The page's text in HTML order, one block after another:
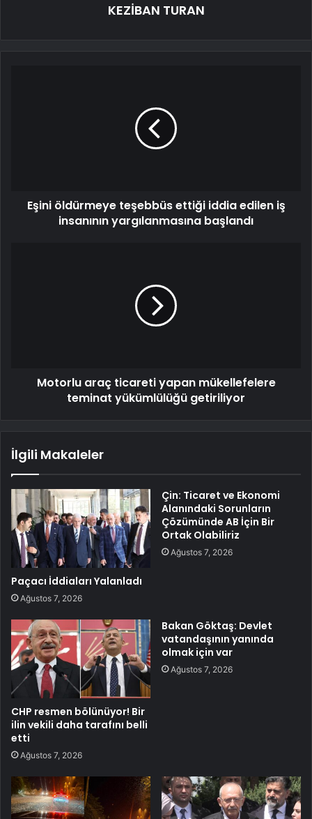
KEZİBAN TURAN
Eşini öldürmeye teşebbüs ettiği iddia edilen iş
insanının yargılanmasına başlandı
Motorlu araç ticareti yapan mükellefelere
teminat yükümlülüğü getiriliyor
İlgili Makaleler
Paçacı İddiaları Yalanladı
Ağustos 7, 2026
Çin: Ticaret ve Ekonomi
Alanındaki Sorunların
Çözümünde AB İçin Bir
Ortak Olabiliriz
Ağustos 7, 2026
CHP resmen bölünüyor! Bir
ilin vekili daha tarafını belli
etti
Ağustos 7, 2026
Bakan Göktaş: Devlet
vatandaşının yanında
olmak için var
Ağustos 7, 2026